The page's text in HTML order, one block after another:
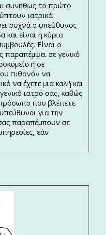
συνήθως το πρώτο
ιατρικά
συχνά ο υπεύθυνος
και είναι η κύρια
Είναι ο
παραπέμψει σε γενικό
ή σε
πιθανόν να
να έχετε μια καλή και
ιατρό σας, καθώς
που βλέπετε.
υπεύθυνοι για την
παραπέμπουν σε
εάν